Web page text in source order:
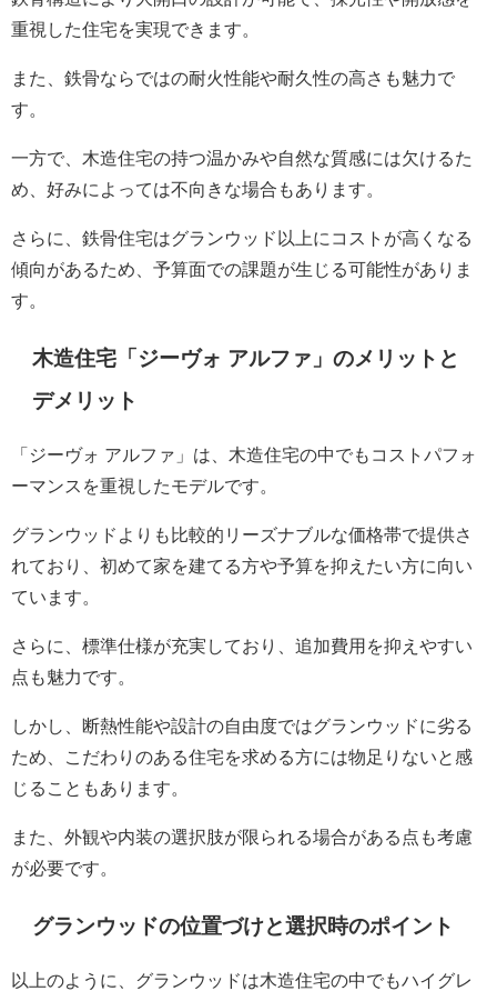
重視した住宅を実現できます。
また、鉄骨ならではの耐火性能や耐久性の高さも魅力で
す。
一方で、木造住宅の持つ温かみや自然な質感には欠けるた
め、好みによっては不向きな場合もあります。
さらに、鉄骨住宅はグランウッド以上にコストが高くなる
傾向があるため、予算面での課題が生じる可能性がありま
す。
木造住宅「ジーヴォ アルファ」のメリットと
デメリット
「ジーヴォ アルファ」は、木造住宅の中でもコストパフォ
ーマンスを重視したモデルです。
グランウッドよりも比較的リーズナブルな価格帯で提供さ
れており、初めて家を建てる方や予算を抑えたい方に向い
ています。
さらに、標準仕様が充実しており、追加費用を抑えやすい
点も魅力です。
しかし、断熱性能や設計の自由度ではグランウッドに劣る
ため、こだわりのある住宅を求める方には物足りないと感
じることもあります。
また、外観や内装の選択肢が限られる場合がある点も考慮
が必要です。
グランウッドの位置づけと選択時のポイント
以上のように、グランウッドは木造住宅の中でもハイグレ